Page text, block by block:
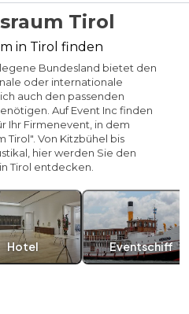
Tirol
in Tirol finden
Bundesland bietet den
oder internationale
auch den passenden
Auf Event Inc finden
Ihr Firmenevent, in dem
Tirol". Von Kitzbühel bis
hier werden Sie den
Tirol entdecken.
Hotel Eventschiff